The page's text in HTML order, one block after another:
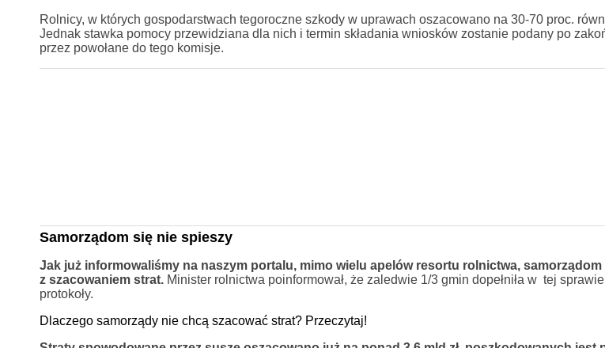
Rolnicy, w których gospodarstwach tegoroczne szkody w uprawach oszacowano na 30-70 proc.
Jednak stawka pomocy przewidziana dla nich i termin składania wniosków zostanie podany po
przez powołane do tego komisje.
Samorządom się nie spieszy
Jak już informowaliśmy na naszym portalu, mimo wielu apelów resortu rolnictwa,
z szacowaniem strat.Minister rolnictwa poinformował, że zaledwie 1/3 gmin dopełniła w tej
protokoły.
Dlaczego samorządy nie chcą szacować strat? Przeczytaj!